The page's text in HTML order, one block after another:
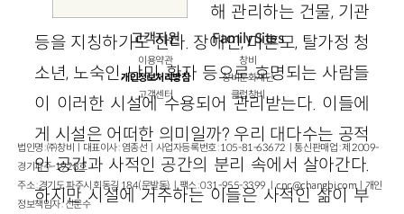
해 관리하는 건물, 기관
등을 지칭하기도 한다. 장애인, 미혼모, 탈가정 청
소년, 노숙인, 난민, 환자 등으로 호명되는 사람들
이 이러한 시설에 수용되어 관리받는다. 이들에
게 시설은 어떠한 의미일까? 우리 대다수는 공적
인 공간과 사적인 공간의 분리 속에서 살아간다.
하지만 시설에 거주하는 이들은 사적인 삶이 부
고객지원
이용약관
개인정보처리방침
고객센터
Family Sites
창비
창비문화재단
클럽창비
법인명 : ㈜창비ㅣ대표이사 : 염종선ㅣ사업자등록번호 : 105-81-63672ㅣ통신판매업 : 제 2009-
경기파주-1928호
주소 : 경기도 파주시 회동길 184(문발동)ㅣ팩스 : 031-955-3399 ㅣcnc@changbi.com ㅣ개인
정보책임자 : 신문수